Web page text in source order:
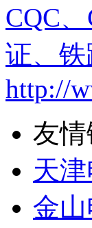
CQC
证、铁
http://
友
天
金